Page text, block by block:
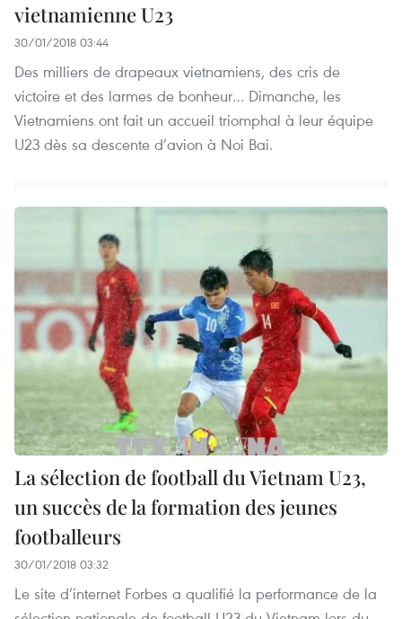
vietnamienne U23
30/01/2018 03:44
Des milliers de drapeaux vietnamiens, des cris de
victoire et des larmes de bonheur… Dimanche, les
Vietnamiens ont fait un accueil triomphal à leur équipe
U23 dès sa descente d’avion à Noi Bai.
La sélection de football du Vietnam U23,
un succès de la formation des jeunes
footballeurs
30/01/2018 03:32
Le site d’internet Forbes a qualifié la performance de la